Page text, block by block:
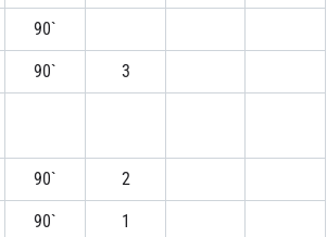
90`
90` 3
90` 2
90` 1